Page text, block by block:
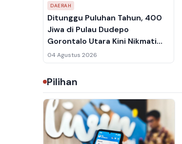
DAERAH
Ditunggu Puluhan Tahun, 400
Jiwa di Pulau Dudepo
Gorontalo Utara Kini Nikmati
Listrik dari Kabel Bawah Laut
04 Agustus 2026
Pilihan